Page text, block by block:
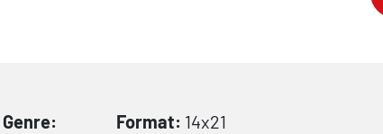
Genre:
Format: 14x21